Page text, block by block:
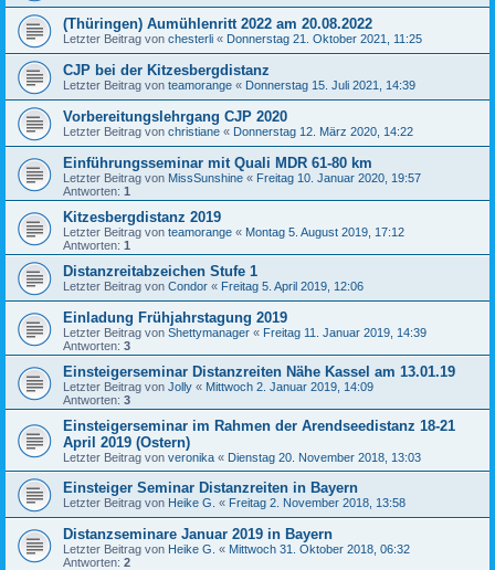
(Thüringen) Aumühlenritt 2022 am 20.08.2022
Letzter Beitrag von chesterli « Donnerstag 21. Oktober 2021, 11:25
CJP bei der Kitzesbergdistanz
Letzter Beitrag von teamorange « Donnerstag 15. Juli 2021, 14:39
Vorbereitungslehrgang CJP 2020
Letzter Beitrag von christiane « Donnerstag 12. März 2020, 14:22
Einführungsseminar mit Quali MDR 61-80 km
Letzter Beitrag von MissSunshine « Freitag 10. Januar 2020, 19:57
Antworten: 1
Kitzesbergdistanz 2019
Letzter Beitrag von teamorange « Montag 5. August 2019, 17:12
Antworten: 1
Distanzreitabzeichen Stufe 1
Letzter Beitrag von Condor « Freitag 5. April 2019, 12:06
Einladung Frühjahrstagung 2019
Letzter Beitrag von Shettymanager « Freitag 11. Januar 2019, 14:39
Antworten: 3
Einsteigerseminar Distanzreiten Nähe Kassel am 13.01.19
Letzter Beitrag von Jolly « Mittwoch 2. Januar 2019, 14:09
Antworten: 3
Einsteigerseminar im Rahmen der Arendseedistanz 18-21
April 2019 (Ostern)
Letzter Beitrag von veronika « Dienstag 20. November 2018, 13:03
Einsteiger Seminar Distanzreiten in Bayern
Letzter Beitrag von Heike G. « Freitag 2. November 2018, 13:58
Distanzseminare Januar 2019 in Bayern
Letzter Beitrag von Heike G. « Mittwoch 31. Oktober 2018, 06:32
Antworten: 2